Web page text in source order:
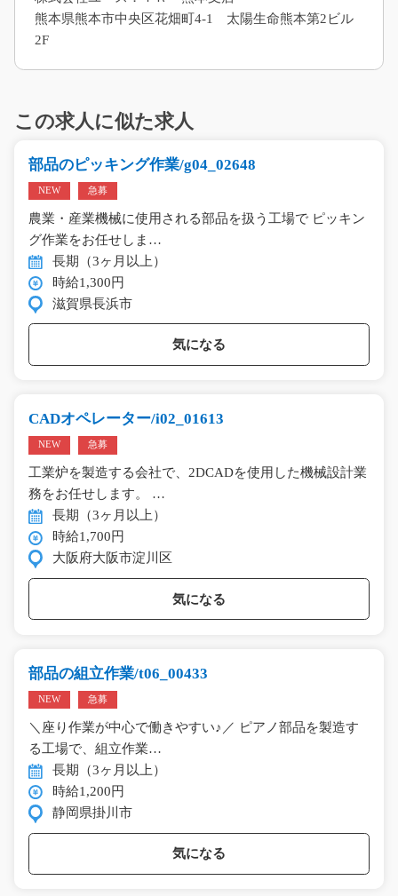
熊本県熊本市中央区花畑町4-1 太陽生命熊本第2ビル
2F
この求人に似た求人
部品のピッキング作業/g04_02648
NEW 急募
農業・産業機械に使用される部品を扱う工場で ピッキン
グ作業をお任せしま…
長期（3ヶ月以上）
時給1,300円
滋賀県長浜市
気になる
CADオペレーター/i02_01613
NEW 急募
工業炉を製造する会社で、2DCADを使用した機械設計業
務をお任せします。 …
長期（3ヶ月以上）
時給1,700円
大阪府大阪市淀川区
気になる
部品の組立作業/t06_00433
NEW 急募
＼座り作業が中心で働きやすい♪／ ピアノ部品を製造す
る工場で、組立作業…
長期（3ヶ月以上）
時給1,200円
静岡県掛川市
気になる